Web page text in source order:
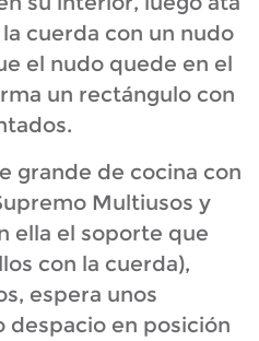
cuerda con un nudo
el nudo quede en el
un rectángulo con
grande de cocina con
Multiusos y
ella el soporte que
con la cuerda),
espera unos
despacio en posición